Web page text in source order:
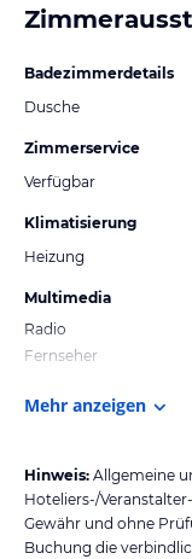
Badezimmerdetails
Dusche
Zimmerservice
Verfügbar
Klimatisierung
Heizung
Multimedia
Radio
Fernseher
Mehr anzeigen
Hinweis: Allgemeine
Hoteliers-/
Gewähr und ohne
Buchung die